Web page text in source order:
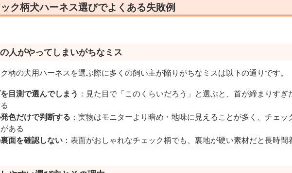
ク柄犬ハーネス選びでよくある失敗例
人がやってしまいがちなミス
柄の犬用ハーネスを選ぶ際に多くの飼い主が陥りがちなミスは以下の通りです。
目測で選んでしまう ：見た目で「このくらいだろう」と選ぶと、首が締まりす
色だけで判断する ：実物はモニターより暗め・地味に見えることが多く、チェ
ある
面を確認しない ：表面がおしゃれなチェック柄でも、裏地が硬い素材だと長時間